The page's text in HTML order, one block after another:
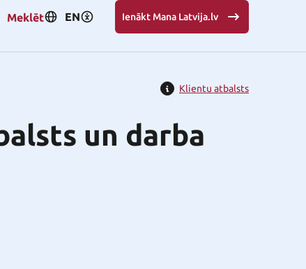
Meklēt EN Ienākt Mana Latvija.lv
Klientu atbalsts
un darba